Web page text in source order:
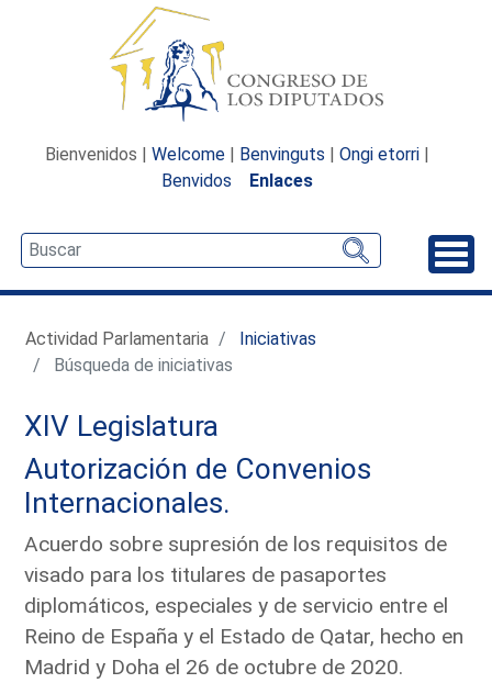
Bienvenidos | Welcome | Benvinguts | Ongi etorri |
Benvidos
Enlaces
Actividad Parlamentaria
Iniciativas
Búsqueda de iniciativas
XIV Legislatura
Autorización de Convenios
Internacionales.
Acuerdo sobre supresión de los requisitos de
visado para los titulares de pasaportes
diplomáticos, especiales y de servicio entre el
Reino de España y el Estado de Qatar, hecho en
Madrid y Doha el 26 de octubre de 2020.